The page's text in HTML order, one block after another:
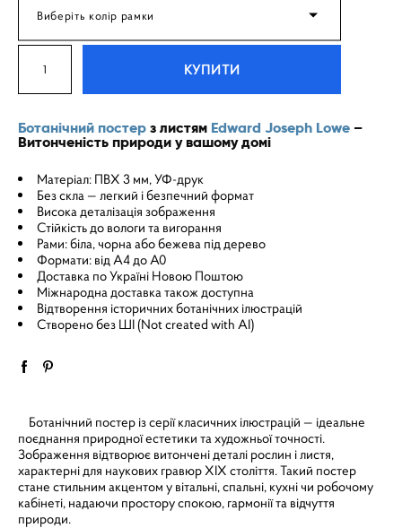
Виберіть колір рамки
КУПИТИ
Ботанічний постер з листям Edward Joseph Lowe –
Витонченість природи у вашому домі
Матеріал: ПВХ 3 мм, УФ-друк
Без скла — легкий і безпечний формат
Висока деталізація зображення
Стійкість до вологи та вигорання
Рами: біла, чорна або бежева під дерево
Формати: від A4 до A0
Доставка по Україні Новою Поштою
Міжнародна доставка також доступна
Відтворення історичних ботанічних ілюстрацій
Створено без ШІ (Not created with AI)
Ботанічний постер із серії класичних ілюстрацій — ідеальне
поєднання природної естетики та художньої точності.
Зображення відтворює витончені деталі рослин і листя,
характерні для наукових гравюр XIX століття. Такий постер
стане стильним акцентом у вітальні, спальні, кухні чи робочому
кабінеті, надаючи простору спокою, гармонії та відчуття
природи.